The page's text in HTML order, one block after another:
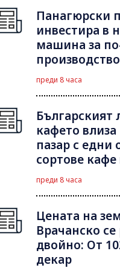
Панагюрски
инвестира в
машина за
производство
преди 8 часа
Българският
кафето
пазар с едни
сортове кафе
преди 8 часа
Цената на
Врачанско
двойно: От
декар